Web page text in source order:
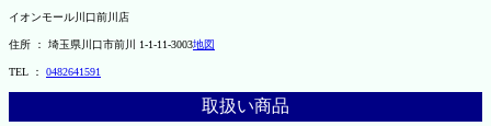
イオンモール川口前川店
住所 ： 埼玉県川口市前川 1-1-11-3003地図
TEL ： 0482641591
取扱い商品